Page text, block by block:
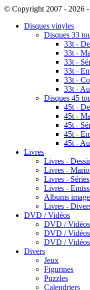
© Copyright 2007 - 2026
Disques vinyles
Disques 33
33t -
33t -
33t -
33t -
33t -
33t -
Disques 45
45t -
45t -
45t -
45t -
45t -
Livres
Livres -
Livres -
Livres - Séries
Livres -
Albums
Livres -
DVD / Vidéos
DVD /
DVD /
DVD /
Divers
Jeux
Figurines
Puzzles
Calendriers